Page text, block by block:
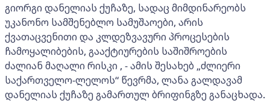
გიორგი დანელიას ქუჩაზე, სადაც მიმდინარეობს
უკანონო სამშენებლო სამუშაოები, არის
ქვათაცვენითი და კლდეზვავური პროცესების
ჩამოყალიბების, გააქტიურების საშიშროების
ძალიან მაღალი რისკი , - ამის შესახებ „ძლიერი
საქართველო-ლელოს“ წევრმა, ლანა გალდავამ
დანელიას ქუჩაზე გამართულ ბრიფინგზე განაცხადა.